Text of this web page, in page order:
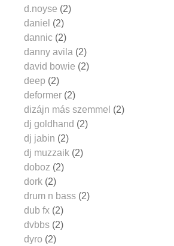
d.noyse (2)
daniel (2)
dannic (2)
danny avila (2)
david bowie (2)
deep (2)
deformer (2)
dizájn más szemmel (2)
dj goldhand (2)
dj jabin (2)
dj muzzaik (2)
doboz (2)
dork (2)
drum n bass (2)
dub fx (2)
dvbbs (2)
dyro (2)